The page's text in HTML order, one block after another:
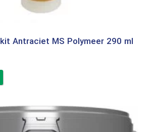
Antraciet MS Polymeer 290 ml